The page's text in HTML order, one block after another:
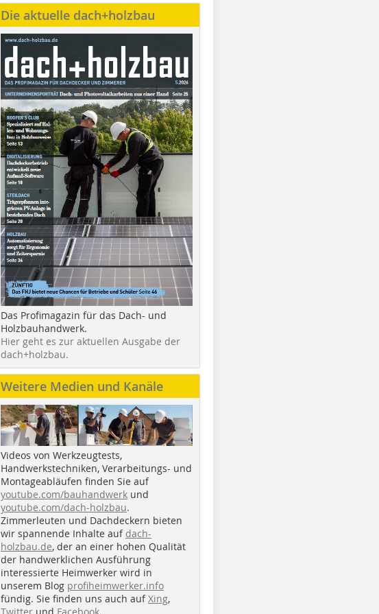
Die aktuelle dach+holzbau
Das Profimagazin für das Dach- und
Holzbauhandwerk.
Hier geht es zur aktuellen Ausgabe der
dach+holzbau.
Weitere Medien und Kanäle
Videos von Werkzeugtests,
Handwerkstechniken, Verarbeitungs- und
Montageabläufen finden Sie auf
youtube.com/bauhandwerk und
youtube.com/dach-holzbau.
Zimmerleuten und Dachdeckern bieten
wir spannende Inhalte auf dach-
holzbau.de, der an einer hohen Qualität
der handwerklichen Ausführung
interessierte Heimwerker wird in
unserem Blog profiheimwerker.info
fündig. Sie finden uns auch aufXing,
Twitter und Facebook.